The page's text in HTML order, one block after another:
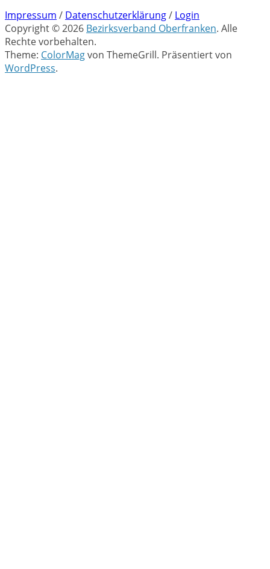
Impressum / Datenschutzerklärung/ Login
Copyright © 2026 Bezirksverband Oberfranken. Alle
Rechte vorbehalten.
Theme: ColorMagvon ThemeGrill. Präsentiert von
WordPress.